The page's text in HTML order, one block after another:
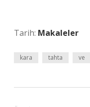
Tarih: Makaleler
kara tahta ve